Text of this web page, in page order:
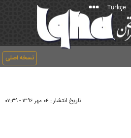
Türkçe
نسخه اصلی
تاریخ انتشار : ۰۴ مهر ۱۳۹۶ - ۰۷:۳۹